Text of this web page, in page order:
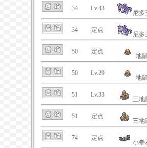
34 Lv.43
尼多
34 定点
尼多
50 定点
地
50 Lv.29
地
51 Lv.33
三地
51 定点
三地
74 定点
小拳